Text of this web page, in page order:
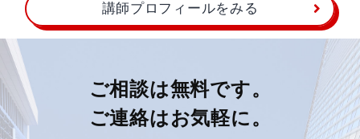
講師プロフィールをみる
ご相談は無料です。
ご連絡はお気軽に。